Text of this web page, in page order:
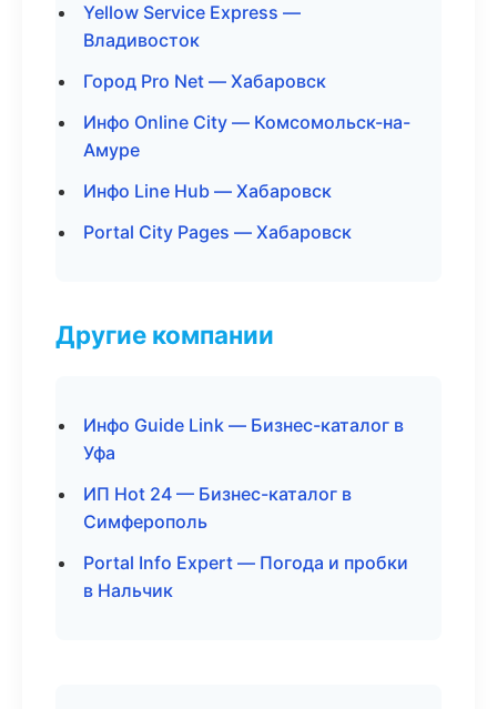
Yellow Service Express —
Владивосток
Город Pro Net — Хабаровск
Инфо Online City — Комсомольск-на-
Амуре
Инфо Line Hub — Хабаровск
Portal City Pages — Хабаровск
Другие компании
Инфо Guide Link — Бизнес-каталог в
Уфа
ИП Hot 24 — Бизнес-каталог в
Симферополь
Portal Info Expert — Погода и пробки
в Нальчик